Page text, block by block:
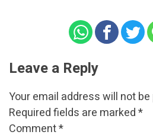
Leave a Reply
Your email address will not
Required fields are marked*
Comment*